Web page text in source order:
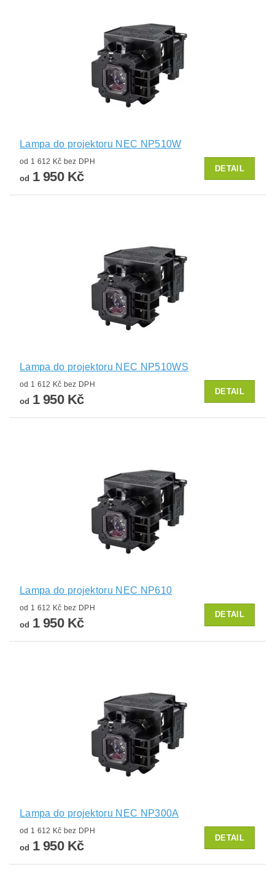
Lampa do projektoru NEC NP510W
od 1 612 Kč bez DPH
od 1 950 Kč
DETAIL
Lampa do projektoru NEC NP510WS
od 1 612 Kč bez DPH
od 1 950 Kč
DETAIL
Lampa do projektoru NEC NP610
od 1 612 Kč bez DPH
od 1 950 Kč
DETAIL
Lampa do projektoru NEC NP300A
od 1 612 Kč bez DPH
od 1 950 Kč
DETAIL